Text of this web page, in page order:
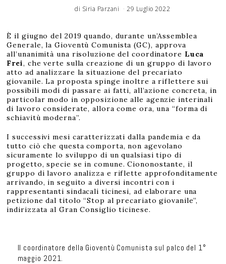
di Siria Parzani 29 Luglio 2022
È il giugno del 2019 quando, durante un’Assemblea
Generale, la Gioventù Comunista (GC), approva
all’unanimità una risoluzione del coordinatore Luca
Frei, che verte sulla creazione di un gruppo di lavoro
atto ad analizzare la situazione del precariato
giovanile. La proposta spinge inoltre a riflettere sui
possibili modi di passare ai fatti, all’azione concreta, in
particolar modo in opposizione alle agenzie interinali
di lavoro considerate, allora come ora, una “forma di
schiavitù moderna”.
I successivi mesi caratterizzati dalla pandemia e da
tutto ciò che questa comporta, non agevolano
sicuramente lo sviluppo di un qualsiasi tipo di
progetto, specie se in comune. Ciononostante, il
gruppo di lavoro analizza e riflette approfonditamente
arrivando, in seguito a diversi incontri con i
rappresentanti sindacali ticinesi, ad elaborare una
petizione dal titolo “Stop al precariato giovanile”,
indirizzata al Gran Consiglio ticinese.
Il coordinatore della Gioventù Comunista sul palco del 1°
maggio 2021.